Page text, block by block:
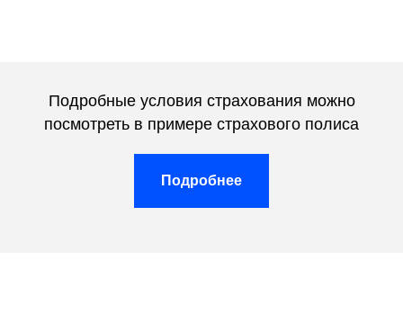
Подробные условия страхования можно
посмотреть в примере страхового полиса
Подробнее